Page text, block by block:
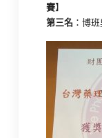
賽】
第三名 ：博